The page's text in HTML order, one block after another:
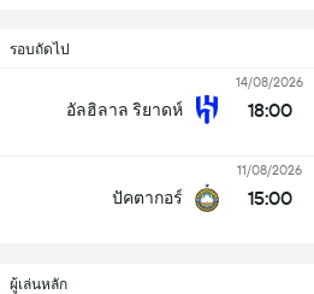
รอบถัดไป
อัลฮิลาล ริยาดห์
14/08/2026
18:00
ปัคตากอร์
11/08/2026
15:00
ผู้เล่นหลัก